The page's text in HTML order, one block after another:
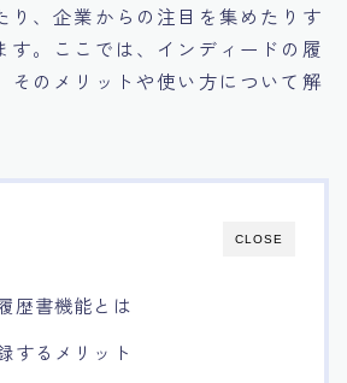
り、企業からの注目を集めたりす
す。ここでは、インディードの履
そのメリットや使い方について解
CLOSE
歴書機能とは
するメリット